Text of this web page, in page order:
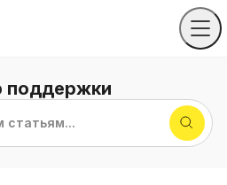
поддержки
статьям...